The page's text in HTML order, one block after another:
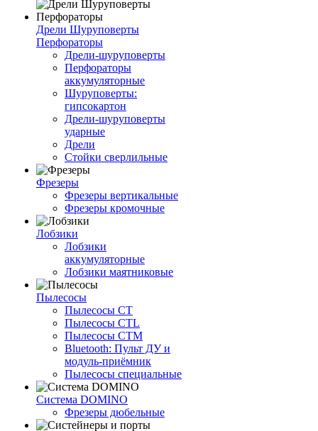
Дрели Шуруповерты
Перфораторы
Дрели-шуруповерты
Перфораторы
аккумуляторные
Шуруповерты:
гипсокартон
Дрели-шуруповерты
ударные
Дрели
Стойки сверлильные
Фрезеры
Фрезеры вертикальные
Фрезеры кромочные
Лобзики
Лобзики
аккумуляторные
Лобзики маятниковые
Пылесосы
Пылесосы CT
Пылесосы CTL
Пылесосы CTM
Bluetooth: Пульт ДУ и
модуль-приёмник
Пылесосы специальные
Система DOMINO
Фрезеры дюбельные